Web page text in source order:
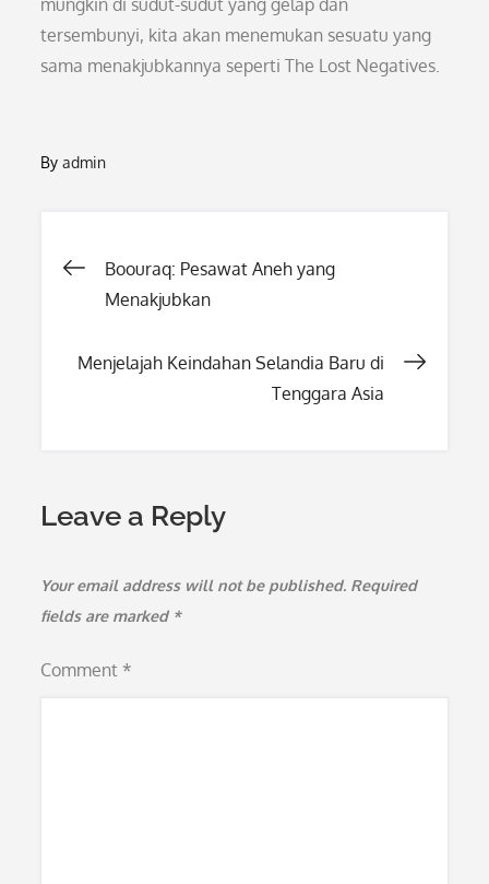
mungkin di sudut-sudut yang gelap dan
tersembunyi, kita akan menemukan sesuatu yang
sama menakjubkannya seperti The Lost Negatives.
Byadmin
Post
Boouraq: Pesawat Aneh yang
Menakjubkan
Menjelajah Keindahan Selandia Baru di
Tenggara Asia
Leave a Reply
Your email address will not be published. Required
fields are marked *
Comment *